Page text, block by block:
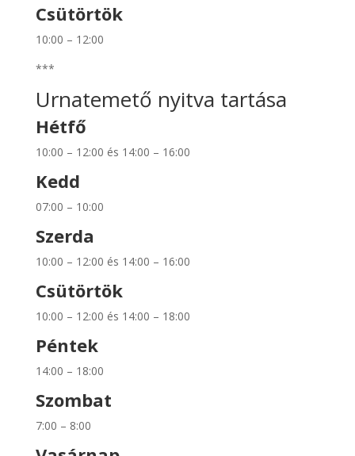
Csütörtök
10:00 – 12:00
***
Urnatemető nyitva tartása
Hétfő
10:00 – 12:00 és 14:00 – 16:00
Kedd
07:00 – 10:00
Szerda
10:00 – 12:00 és 14:00 – 16:00
Csütörtök
10:00 – 12:00 és 14:00 – 18:00
Péntek
14:00 – 18:00
Szombat
7:00 – 8:00